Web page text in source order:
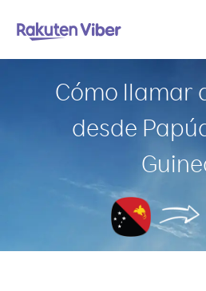
Cómo llamar
desde